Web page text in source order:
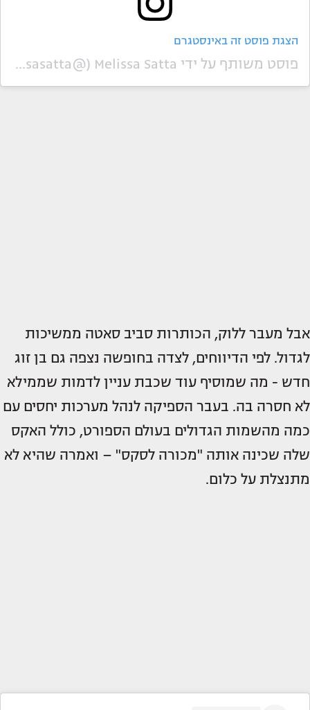
הצגת פוסט זה באינסטגרם
פוסט משותף על ידי ‏‎Melissa Satta‎‏ (@‏‎melissasatta‎‏)
אבל מעבר ללוק, הכותרות סביב סאטה ממשיכות
לגדול. לפי הדיווחים, לצדה בחופשה נצפה גם בן זוג
חדש - מה שמוסיף עוד שכבת עניין לדמות שממילא
לא חסרה בה. בעבר הספיקה לנהל מערכות יחסים עם
כמה מהשמות הגדולים בעולם הספורט, כולל האקס
שלה שכינה אותה "מכורה לסקס" – ואמרה שהיא לא
מתנצלת על כלום.